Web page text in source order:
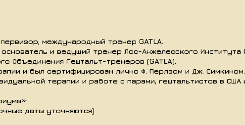
международный тренер GATLA.
основатель и ведущий тренер Лос-Анжелесского Института
Объединения Гештальт-тренеров (GATLA).
и был сертифицирован лично Ф. Перлзом и Дж. Симкином.
терапии и работе с парами, гештальтистов в
даты уточняются)